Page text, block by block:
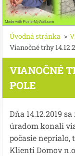
Úvodná stránka >
Vianočné trhy
VIANOČNÉ
POLE
Dňa 14.12.2019
úradom konali
počasie neprialo,
Klienti Domov